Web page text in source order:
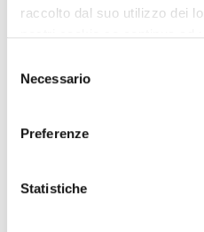
raccolto dal suo utilizzo dei
delNecessario
Preferenze
Statistiche
non trovare più [...]